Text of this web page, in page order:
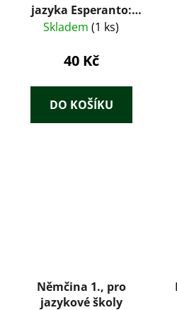
jazyka Esperanto:
metodická příručka
Skladem (1 ks)
40 Kč
DO KOŠÍKU
Němčina 1., pro
jazykové školy